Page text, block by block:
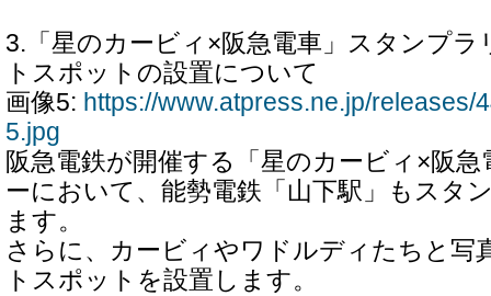
3.「星のカービィ×阪急電車」スタンプ
トスポットの設置について
画像5: https://www.atpress.ne.jp/releases/
5.jpg
阪急電鉄が開催する「星のカービィ×阪
ーにおいて、能勢電鉄「山下駅」もスタ
ます。
さらに、カービィやワドルディたちと写
トスポットを設置します。